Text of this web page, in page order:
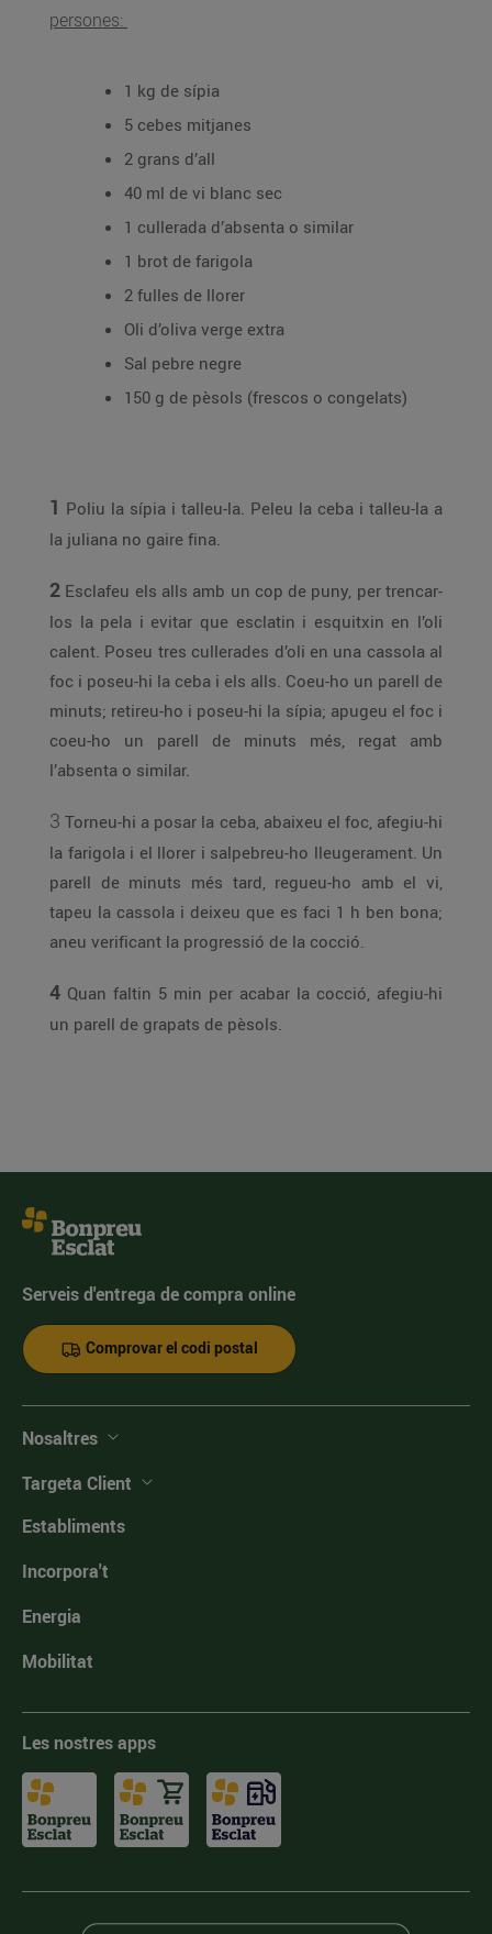
persones:
1 kg de sípia
5 cebes mitjanes
2 grans d’all
40 ml de vi blanc sec
1 cullerada d’absenta o similar
1 brot de farigola
2 fulles de llorer
Oli d’oliva verge extra
Sal pebre negre
150 g de pèsols (frescos o congelats)
1 Poliu la sípia i talleu-la. Peleu la ceba i talleu-la a
la juliana no gaire fina.
2 Esclafeu els alls amb un cop de puny, per trencar-
los la pela i evitar que esclatin i esquitxin en l’oli
calent. Poseu tres cullerades d’oli en una cassola al
foc i poseu-hi la ceba i els alls. Coeu-ho un parell de
minuts; retireu-ho i poseu-hi la sípia; apugeu el foc i
coeu-ho un parell de minuts més, regat amb
l’absenta o similar.
3 Torneu-hi a posar la ceba, abaixeu el foc, afegiu-hi
la farigola i el llorer i salpebreu-ho lleugerament. Un
parell de minuts més tard, regueu-ho amb el vi,
tapeu la cassola i deixeu que es faci 1 h ben bona;
aneu verificant la progressió de la cocció.
4 Quan faltin 5 min per acabar la cocció, afegiu-hi
un parell de grapats de pèsols.
Serveis d'entrega de compra online
Comprovar el codi postal
Nosaltres
Targeta Client
Establiments
Incorpora't
Energia
Mobilitat
Les nostres apps